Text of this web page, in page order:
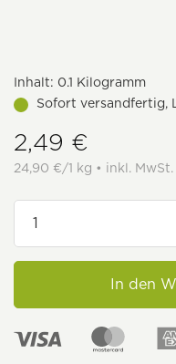
Inhalt: 0.1 Kilogramm
Sofort versandfertig,
2,49 €
24,90 €/1 kg • inkl. MwSt.
In den